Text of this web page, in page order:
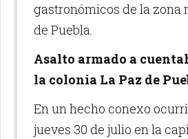
gastronómicos de la zona
de Puebla.
Asalto armado a
la colonia La Paz de
En un hecho conexo
jueves 30 de julio en la